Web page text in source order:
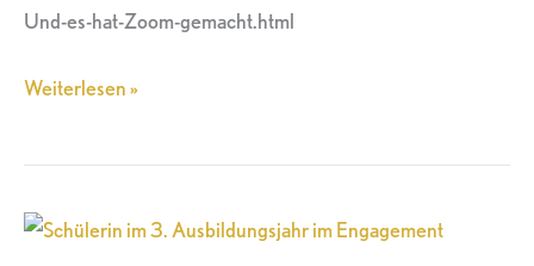
Und-es-hat-Zoom-gemacht.html
Weiterlesen »
Schülerin